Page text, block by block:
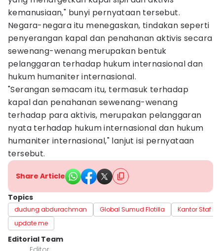
kemanusiaan," bunyi pernyataan tersebut.
Negara-negara itu menegaskan, tindakan seperti
penyerangan kapal dan penahanan aktivis secara
sewenang-wenang merupakan bentuk
pelanggaran terhadap hukum internasional dan
hukum humaniter internasional.
"Serangan semacam itu, termasuk terhadap
kapal dan penahanan sewenang-wenang
terhadap para aktivis, merupakan pelanggaran
nyata terhadap hukum internasional dan hukum
humaniter internasional," lanjut isi pernyataan
tersebut.
Share Article
Topics
dudung abdurachman Global Sumud Flotilla
Kantor Staf
update me
Editorial Team